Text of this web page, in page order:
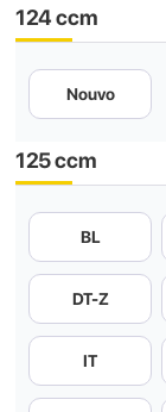
124 ccm
Nouvo
125 ccm
BL
DT-Z
IT